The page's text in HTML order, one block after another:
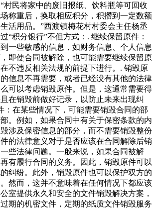
村民将家中的废旧报纸、饮料瓶等可回收
称重后，换取相应积分，积攒到一定数额
活用品。”西渡镇梅花村村委会主任杨丞
“积分银行”不但方式：. 继续保留原件：
一些敏感的信息，如财务信息、个人信息
即使合同被解除，也可能需要继续保留原
不违反相关法规的前提下进行。. 销毁原
信息不再需要，或者已经没有其他的法律
可以考虑销毁原件。但是，这通常需要得
在销毁前做好记录，以防止未来出现纠
：在某些情况下，可能需要销毁合同的部
。例如，如果合同中有关于保密条款的内
涉及保密信息的部分，而不需要销毁整份
的法律意义对于是否应该在合同解除后销
些法律问题。一般来说，如果合同被解
有履行合同的义务。因此，销毁原件可以
纠纷。此外，销毁原件也可以保护双方的
然而，这并不意味着在任何情况下都应该
室提供永久和安全的文件销毁解决方案，
期的机密文件，定期的纸质文件销毁服务